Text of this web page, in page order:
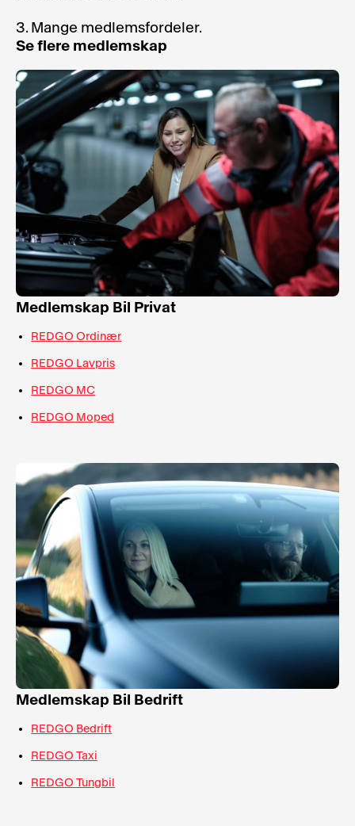
3. Mange medlemsfordeler.
Se flere medlemskap
Medlemskap Bil Privat
REDGO Ordinær
REDGO Lavpris
REDGO MC
REDGO Moped
Medlemskap Bil Bedrift
REDGO Bedrift
REDGO Taxi
REDGO Tungbil